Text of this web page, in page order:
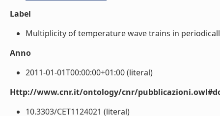
Label
Multiplicity of temperature wave trains in
Anno
2011-01-01T00:00:00+01:00 (literal)
Http://www.cnr.it/ontology/cnr/
10.3303/CET1124021 (literal)